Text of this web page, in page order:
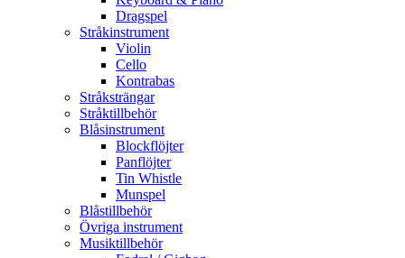
Dragspel
Stråkinstrument
Violin
Cello
Kontrabas
Stråksträngar
Stråktillbehör
Blåsinstrument
Blockflöjter
Panflöjter
Tin Whistle
Munspel
Blåstillbehör
Övriga instrument
Musiktillbehör